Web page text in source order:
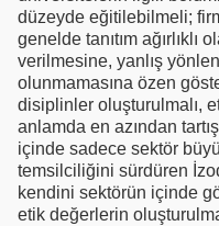
düzeyde eğitilebilmeli;
genelde tanıtım
verilmesine, yanlış
olunmamasına özen
disiplinler oluşturulmalı,
anlamda en azından
içinde sadece sektör
temsilciliğini sürdüren
kendini sektörün içinde
etik değerlerin